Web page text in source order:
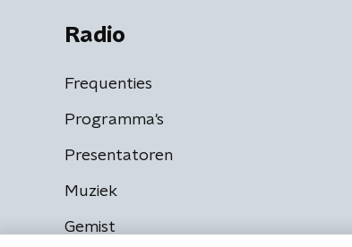
Radio
Frequenties
Programma's
Presentatoren
Muziek
Gemist